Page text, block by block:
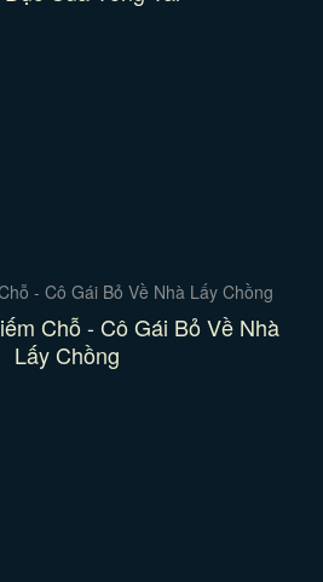
Chỗ - Cô Gái Bỏ Về Nhà
Lấy Chồng